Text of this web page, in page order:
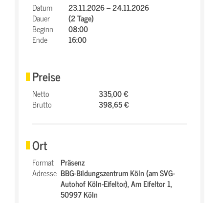
Datum
23.11.2026 – 24.11.2026
Dauer
(2 Tage)
Beginn
08:00
Ende
16:00
Preise
Netto
335,00 €
Brutto
398,65 €
Ort
Format Präsenz
Adresse BBG-Bildungszentrum Köln (am SVG-
Autohof Köln-Eifeltor),Am Eifeltor 1,
50997 Köln